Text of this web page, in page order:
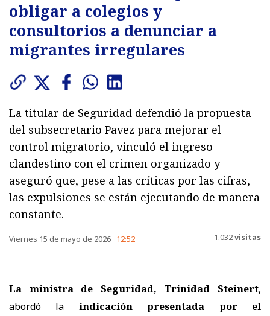
obligar a colegios y
consultorios a denunciar a
migrantes irregulares
La titular de Seguridad defendió la propuesta
del subsecretario Pavez para mejorar el
control migratorio, vinculó el ingreso
clandestino con el crimen organizado y
aseguró que, pese a las críticas por las cifras,
las expulsiones se están ejecutando de manera
constante.
Viernes 15 de mayo de 2026 12:52 1.032visitas
La ministra de Seguridad, Trinidad Steinert,
abordó la indicación presentada por el